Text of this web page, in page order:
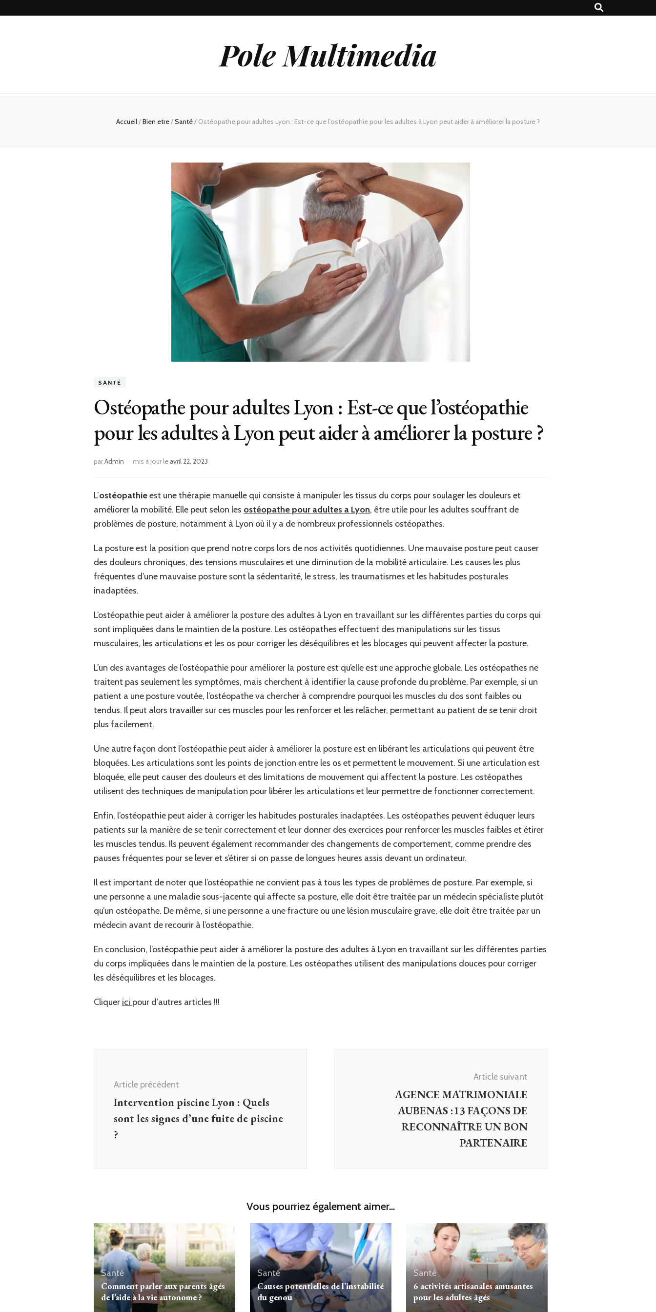
Pole Multimedia
Accueil/Bien etre/Santé/ Ostéopathe pour adultes Lyon : Est-ce que l’ostéopathie pour les adultes à Lyon peut aider à améliorer la posture ?
SANTÉ
Ostéopathe pour adultes Lyon : Est-ce que l’ostéopathie
pour les adultes à Lyon peut aider à améliorer la posture ?
parAdmin mis à jour leavril 22, 2023
L’ostéopathieest une thérapie manuelle qui consiste à manipuler les tissus du corps pour soulager les douleurs et
améliorer la mobilité. Elle peut selon les ostéopathe pour adultes a Lyon, être utile pour les adultes souffrant de
problèmes de posture, notamment à Lyon où il y a de nombreux professionnels ostéopathes.
La posture est la position que prend notre corps lors de nos activités quotidiennes. Une mauvaise posture peut causer
des douleurs chroniques, des tensions musculaires et une diminution de la mobilité articulaire. Les causes les plus
fréquentes d’une mauvaise posture sont la sédentarité, le stress, les traumatismes et les habitudes posturales
inadaptées.
L’ostéopathie peut aider à améliorer la posture des adultes à Lyon en travaillant sur les différentes parties du corps qui
sont impliquées dans le maintien de la posture. Les ostéopathes effectuent des manipulations sur les tissus
musculaires, les articulations et les os pour corriger les déséquilibres et les blocages qui peuvent affecter la posture.
L’un des avantages de l’ostéopathie pour améliorer la posture est qu’elle est une approche globale. Les ostéopathes ne
traitent pas seulement les symptômes, mais cherchent à identifier la cause profonde du problème. Par exemple, si un
patient a une posture voutée, l’ostéopathe va chercher à comprendre pourquoi les muscles du dos sont faibles ou
tendus. Il peut alors travailler sur ces muscles pour les renforcer et les relâcher, permettant au patient de se tenir droit
plus facilement.
Une autre façon dont l’ostéopathie peut aider à améliorer la posture est en libérant les articulations qui peuvent être
bloquées. Les articulations sont les points de jonction entre les os et permettent le mouvement. Si une articulation est
bloquée, elle peut causer des douleurs et des limitations de mouvement qui affectent la posture. Les ostéopathes
utilisent des techniques de manipulation pour libérer les articulations et leur permettre de fonctionner correctement.
Enfin, l’ostéopathie peut aider à corriger les habitudes posturales inadaptées. Les ostéopathes peuvent éduquer leurs
patients sur la manière de se tenir correctement et leur donner des exercices pour renforcer les muscles faibles et étirer
les muscles tendus. Ils peuvent également recommander des changements de comportement, comme prendre des
pauses fréquentes pour se lever et s’étirer si on passe de longues heures assis devant un ordinateur.
Il est important de noter que l’ostéopathie ne convient pas à tous les types de problèmes de posture. Par exemple, si
une personne a une maladie sous-jacente qui affecte sa posture, elle doit être traitée par un médecin spécialiste plutôt
qu’un ostéopathe. De même, si une personne a une fracture ou une lésion musculaire grave, elle doit être traitée par un
médecin avant de recourir à l’ostéopathie.
En conclusion, l’ostéopathie peut aider à améliorer la posture des adultes à Lyon en travaillant sur les différentes parties
du corps impliquées dans le maintien de la posture. Les ostéopathes utilisent des manipulations douces pour corriger
les déséquilibres et les blocages.
Cliquer ici pour d’autres articles !!!
Article précédent
Intervention piscine Lyon : Quels
sont les signes d’une fuite de piscine
?
Article suivant
AGENCE MATRIMONIALE
AUBENAS :13 FAÇONS DE
RECONNAÎTRE UN BON
PARTENAIRE
Vous pourriez également aimer...
Santé
Comment parler aux parents âgés
de l’aide à la vie autonome ?
Santé
Causes potentielles de l’instabilité
du genou
Santé
6 activités artisanales amusantes
pour les adultes âgés